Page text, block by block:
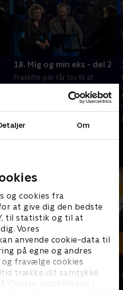
Om
og cookies fra
at give dig den bedste
til statistik og til at
Vores
anvende cookie-data til
på egne og andres
fravælge cookies
trække dit samtykke
’Cookie-indstillinger’ i
18. Mig og min eks - del 2
Fraskilte par får lov til at
femten spørgsmål op til
millionen, tre livliner, men til
Lykkehjulet
Quiz-shows •